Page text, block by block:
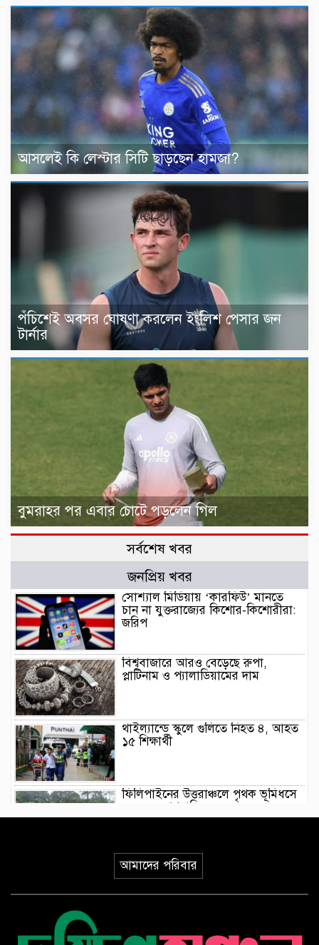
আসলেই কি লেস্টার সিটি ছাড়ছেন হামজা?
পঁচিশেই অবসর ঘোষণা করলেন ইংলিশ পেসার জন
টার্নার
বুমরাহর পর এবার চোটে পড়লেন গিল
সর্বশেষ খবর
জনপ্রিয় খবর
সোশ্যাল মিডিয়ায় ‘কারফিউ’ মানতে
চান না যুক্তরাজ্যের কিশোর-কিশোরীরা:
জরিপ
বিশ্ববাজারে আরও বেড়েছে রুপা,
প্লাটিনাম ও প্যালাডিয়ামের দাম
থাইল্যান্ডে স্কুলে গুলিতে নিহত ৪, আহত
১৫ শিক্ষার্থী
ফিলিপাইনের উত্তরাঞ্চলে পৃথক ভূমিধসে
৪ জনের প্রাণহানি
ইয়েমেনে হুথিদের ড্রোন হামলা,
ভূপাতিতের দাবি সরকারি বাহিনীর
করলেন জাপানি চিকিৎসকরা, ভিডিও
আমাদের পরিবার